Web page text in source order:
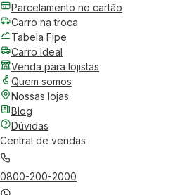
Parcelamento no cartão
Carro na troca
Tabela Fipe
Carro Ideal
Venda para lojistas
Quem somos
Nossas lojas
Blog
Dúvidas
Central de vendas
0800-200-2000